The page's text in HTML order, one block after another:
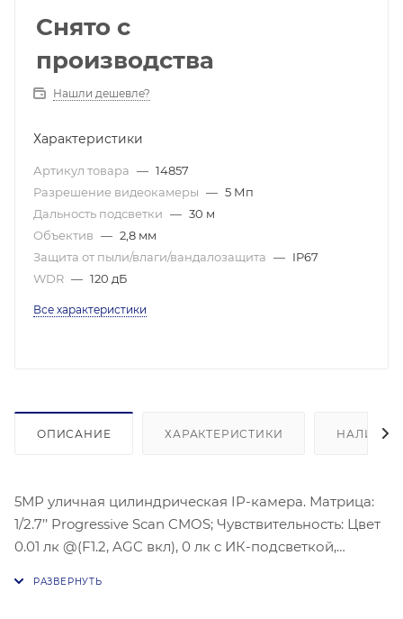
Снято с
производства
Нашли дешевле?
Характеристики
Артикул товара — 14857
Разрешение видеокамеры — 5 Мп
Дальность подсветки — 30 м
Объектив — 2,8 мм
Защита от пыли/влаги/вандалозащита — IP67
WDR — 120 дБ
Все характеристики
ОПИСАНИЕ ХАРАКТЕРИСТИКИ НАЛИЧИЕ
5МР уличная цилиндрическая IP-камера. Матрица:
1/2.7’’ Progressive Scan CMOS; Чувствительность: Цвет
0.01 лк @(F1.2, AGC вкл), 0 лк с ИК-подсветкой,